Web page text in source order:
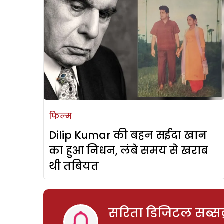
फिल्म
Dilip Kumar की बहन सईदा खान
का हुआ निधन, लंबे समय से खराब
थी तबियत
सरिता डिजिटल